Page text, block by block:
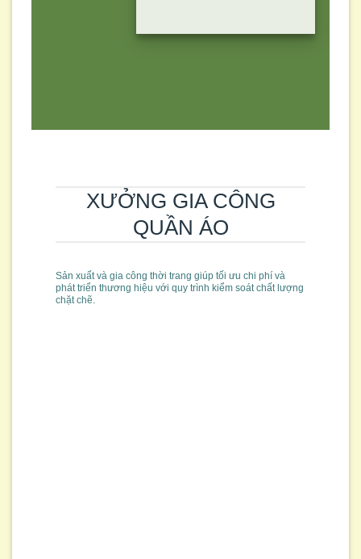
XƯỞNG GIA CÔNG
QUẦN ÁO
Sản xuất và gia công thời trang giúp tối ưu chi phí và
phát triển thương hiệu với quy trình kiểm soát chất lượng
chặt chẽ.